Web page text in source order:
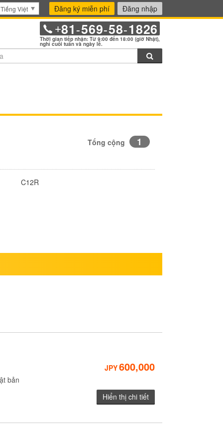
Tiếng Việt Đăng ký miễn phí Đăng nhập
+81 -569-58-1826
Thời gian tiếp nhận: Từ 9:00 đến 18:00 (giờ Nhật),
nghỉ cuối tuần và ngày lễ.
Tổng cộng 1
C12R
JPY600,000
bản
Hiển thị chi tiết